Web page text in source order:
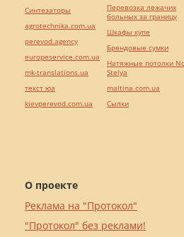
О проекте
Реклама на "Протокол"
"Протокол" без реклами!
Синтезаторы
agrotechnika.com.ua
perevod.agency
europeservice.com.ua
mk-translations.ua
текст юа
kievperevod.com.ua
Перевозка лежачих
больных за границу
Шкафы купе
Брендовые сумки
Натяжные потолки
Stelya
maltina.com.ua
Cылки